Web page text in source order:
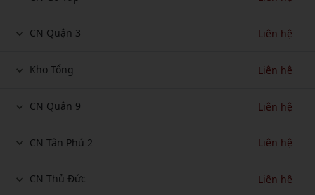
CN Quận 3 Liên hệ
Kho Tổng Liên hệ
CN Quận 9 Liên hệ
CN Tân Phú 2 Liên hệ
CN Thủ Đức Liên hệ